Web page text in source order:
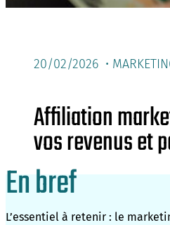
20/02/2026 •
Affiliation
vos revenus et
En bref
L’essentiel à retenir : le